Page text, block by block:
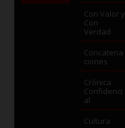
Con Valor y
Con
Verdad
Concatena
ciones
Crónica
Confidenci
al
Cultura